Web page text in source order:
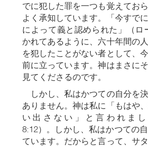
でに犯した罪を一つも覚えてお
よく承知しています。「今すで
によって義と認められた」（ロ
かれてあるように、六十年間の
を犯したことがない者として、
前に立っています。神はまさに
見てくださるのです。
しかし、私はかつての自分を
ありません。神は私に「もはや
い出さない」と言われま
8:12）。しかし、私はかつての
ています。だからと言って、サ